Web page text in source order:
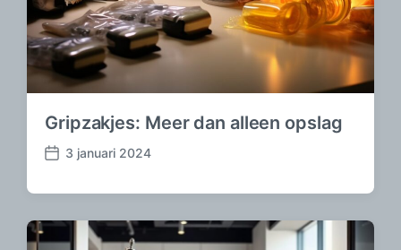
Gripzakjes: Meer dan alleen opslag
B
i
3 januari 2024